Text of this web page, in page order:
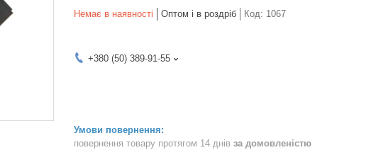
Немає в наявності Оптом і в роздріб Код: 1067
+380 (50) 389-91-55
повернення товару протягом 14 днів за домовленістю